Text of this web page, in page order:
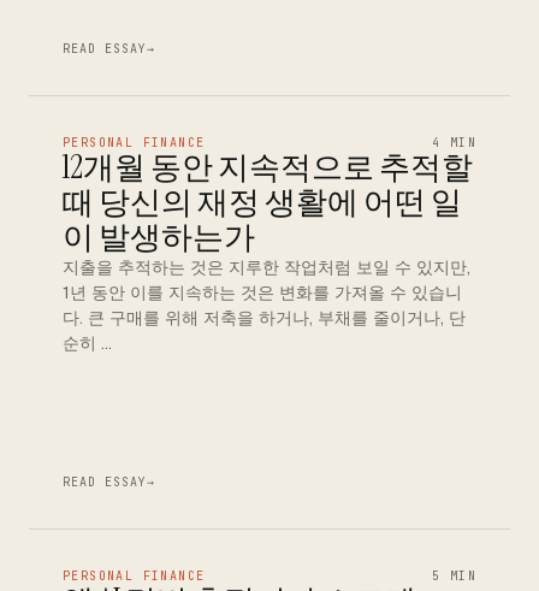
READ ESSAY→
PERSONAL FINANCE 4 MIN
12개월 동안 지속적으로 추적할
때 당신의 재정 생활에 어떤 일
이 발생하는가
지출을 추적하는 것은 지루한 작업처럼 보일 수 있지만,
1년 동안 이를 지속하는 것은 변화를 가져올 수 있습니
다. 큰 구매를 위해 저축을 하거나, 부채를 줄이거나, 단
순히 …
READ ESSAY→
PERSONAL FINANCE 5 MIN